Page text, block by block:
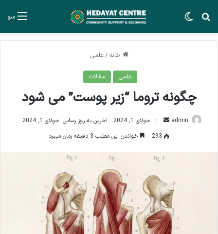
منو جستجو برایتغییر پوسته
خانه /علمی
علمی مقالات
چگونه تروما “زیر پوست” می شود
admin
ارسال
ایمیل
جولای 1, 2024
آخرین به روز رسانی: جولای 1, 2024
293
خواندن این مطلب 3 دقیقه زمان میبرد